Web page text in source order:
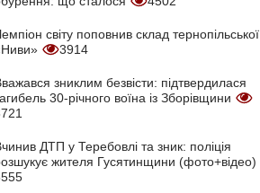
світу поповнив склад тернопільської
3914
зниклим безвісти: підтвердилася
30-річного воїна із Зборівщини
ДТП у Теребовлі та зник: поліція
жителя Гусятинщини (фото+відео)